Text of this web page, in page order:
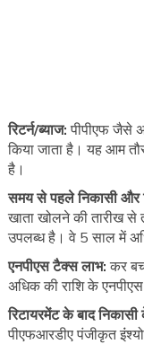
रिटर्न/ब्याज:पीपीएफ जैसे
किया जाता है। यह आम
है।
समय से पहले निकासी और
खाता खोलने की तारीख
उपलब्ध है। वे 5 साल में
एनपीएस टैक्स लाभ: कर
अधिक की राशि के
रिटायरमेंट के बाद
पीएफआरडीए पंजीकृत